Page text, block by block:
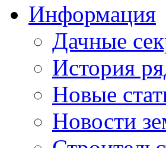
Информация
Дачные
История
Новые
Новости